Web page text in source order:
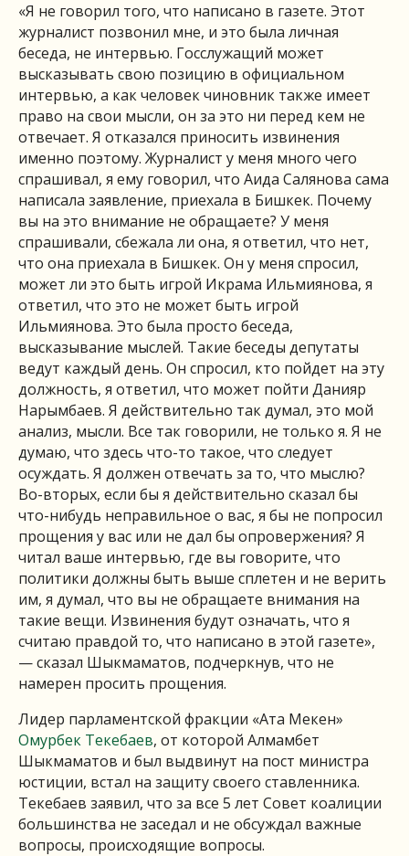
«Я не говорил того, что написано в газете. Этот
журналист позвонил мне, и это была личная
беседа, не интервью. Госслужащий может
высказывать свою позицию в официальном
интервью, а как человек чиновник также имеет
право на свои мысли, он за это ни перед кем не
отвечает. Я отказался приносить извинения
именно поэтому. Журналист у меня много чего
спрашивал, я ему говорил, что Аида Салянова сама
написала заявление, приехала в Бишкек. Почему
вы на это внимание не обращаете? У меня
спрашивали, сбежала ли она, я ответил, что нет,
что она приехала в Бишкек. Он у меня спросил,
может ли это быть игрой Икрама Ильмиянова, я
ответил, что это не может быть игрой
Ильмиянова. Это была просто беседа,
высказывание мыслей. Такие беседы депутаты
ведут каждый день. Он спросил, кто пойдет на эту
должность, я ответил, что может пойти Данияр
Нарымбаев. Я действительно так думал, это мой
анализ, мысли. Все так говорили, не только я. Я не
думаю, что здесь что-то такое, что следует
осуждать. Я должен отвечать за то, что мыслю?
Во-вторых, если бы я действительно сказал бы
что-нибудь неправильное о вас, я бы не попросил
прощения у вас или не дал бы опровержения? Я
читал ваше интервью, где вы говорите, что
политики должны быть выше сплетен и не верить
им, я думал, что вы не обращаете внимания на
такие вещи. Извинения будут означать, что я
считаю правдой то, что написано в этой газете»,
— сказал Шыкмаматов, подчеркнув, что не
намерен просить прощения.
Лидер парламентской фракции «Ата Мекен»
Омурбек Текебаев, от которой Алмамбет
Шыкмаматов и был выдвинут на пост министра
юстиции, встал на защиту своего ставленника.
Текебаев заявил, что за все 5 лет Совет коалиции
большинства не заседал и не обсуждал важные
вопросы, происходящие вопросы.